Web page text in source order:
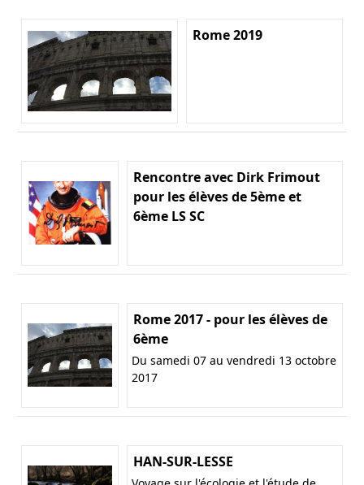
Rome 2019
Rencontre avec Dirk Frimout
pour les élèves de 5ème et
6ème LS SC
Rome 2017 - pour les élèves de
6ème
Du samedi 07 au vendredi 13 octobre
2017
HAN-SUR-LESSE